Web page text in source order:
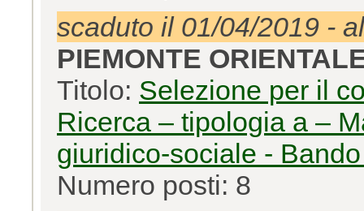
scaduto il 01/04/2019 -
PIEMONTE
Titolo: Selezione per il
Ricerca – tipologia a –
giuridico-sociale -
Numero posti: 8